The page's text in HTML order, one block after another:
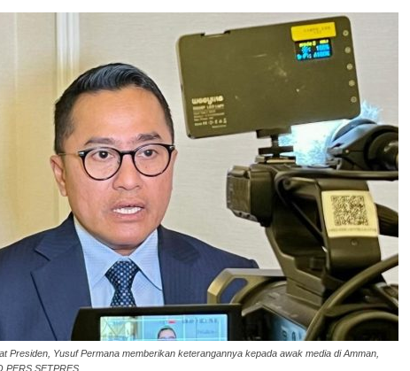
Presiden, Yusuf Permana memberikan keterangannya kepada awak media di Amman,
PERS SETPRES